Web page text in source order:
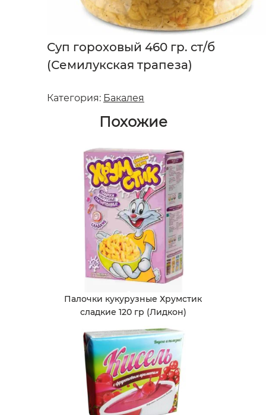
Суп гороховый 460 гр. ст/б
(Семилукская трапеза)
Категория: Бакалея
Похожие
Палочки кукурузные Хрумстик
сладкие 120 гр (Лидкон)